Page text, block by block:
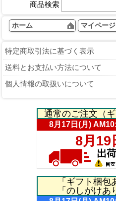
商品検索
ホーム マイページ
特定商取引法に基づく表示
送料とお支払い方法について
個人情報の取扱いについて
通常のご注文（ギ
「ギフト梱
「のしがけ